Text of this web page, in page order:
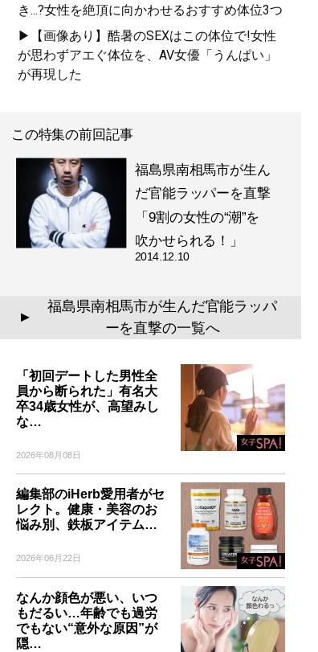
き...?女性を絶頂に向かわせるおすすめ体位3つ
▶【画像あり】酷暑のSEXはこの体位で!女性
が思わずアエぐ体位を、AV女優「うんぱい」
が再現した
この特集の前回記事
福島県南相馬市が生ん
だ官能ラッパーを直撃
「9割の女性の“潮”を
吹かせられる！」
2014.12.10
▲
福島県南相馬市が生んだ官能ラッパ
ーを直撃の一覧へ
「初回デートした男性全
員から断られた」有名大
卒34歳女性が、高望みし
な…
2026年08月08日
編集部のiHerb愛用者がセ
レクト。健康・美容のお
悩み別、鉄板アイテム…
2026年06月22日
なんか顔色が悪い、いつ
もだるい…年齢でも過労
でもない“意外な原因”が
隠…